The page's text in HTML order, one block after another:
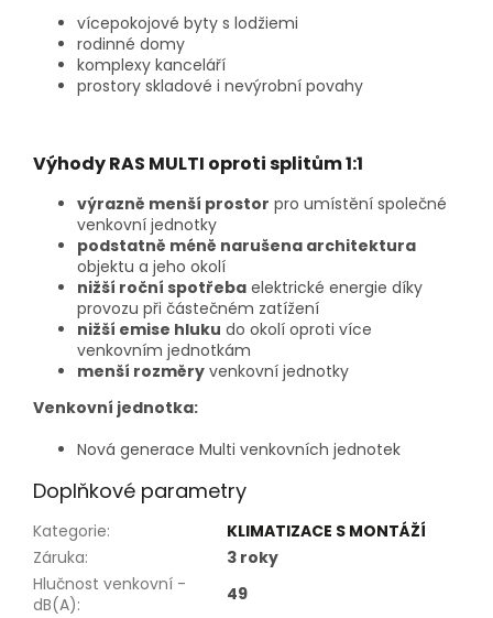
vícepokojové byty s lodžiemi
rodinné domy
komplexy kanceláří
prostory skladové i nevýrobní povahy
Výhody RAS MULTI oproti splitům 1:1
výrazně menší prostor pro umístění společné
venkovní jednotky
podstatně méně narušena architektura
objektu a jeho okolí
nižší roční spotřeba elektrické energie díky
provozu při částečném zatížení
nižší emise hluku do okolí oproti více
venkovním jednotkám
menší rozměry venkovní jednotky
Venkovní jednotka:
Nová generace Multi venkovních jednotek
Doplňkové parametry
Kategorie:
KLIMATIZACE S MONTÁŽÍ
Záruka:
3 roky
Hlučnost venkovní -
dB(A):
49